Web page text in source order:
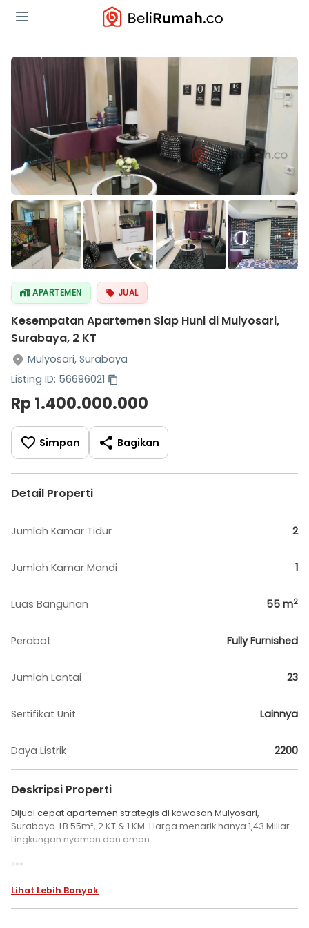
APARTEMEN JUAL
Kesempatan Apartemen Siap Huni di Mulyosari,
Surabaya, 2 KT
Mulyosari, Surabaya
Listing ID: 56696021
Rp 1.400.000.000
Simpan Bagikan
Detail Properti
Jumlah Kamar Tidur 2
Jumlah Kamar Mandi 1
Luas Bangunan 55 m2
Perabot Fully Furnished
Jumlah Lantai 23
Sertifikat Unit Lainnya
Daya Listrik 2200
Deskripsi Properti
Dijual cepat apartemen strategis di kawasan Mulyosari,
Surabaya. LB 55m², 2 KT & 1 KM. Harga menarik hanya 1,43 Miliar.
Lingkungan nyaman dan aman.
***
Lihat Lebih Banyak